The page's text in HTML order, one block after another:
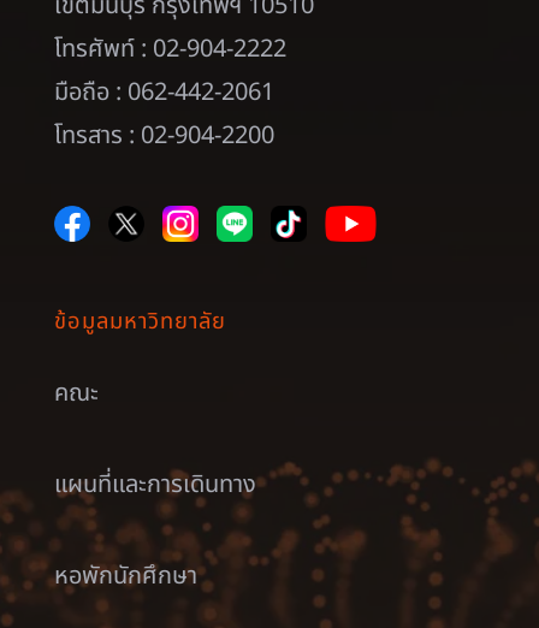
โทรศัพท์ : 02-904-2222
มือถือ : 062-442-2061
โทรสาร : 02-904-2200
ข้อมูลมหาวิทยาลัย
คณะ
แผนที่และการเดินทาง
หอพักนักศึกษา